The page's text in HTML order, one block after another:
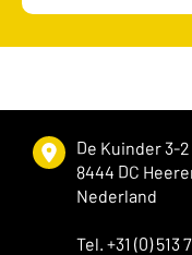
De Kuinder 3-2
8444 DC
Nederland
Tel. +31 (0) 513